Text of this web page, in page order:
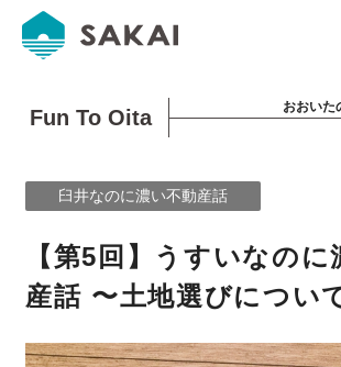
Fun To Oita おおいた
臼井なのに濃い不動産話
【第5回】うすいなのに
産話 〜土地選びについ